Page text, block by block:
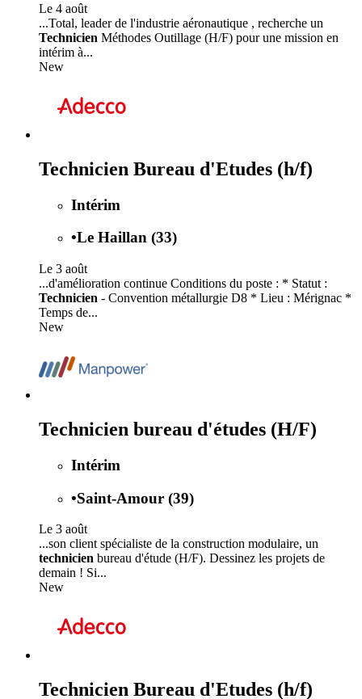
Le 4 août
...Total, leader de l'industrie aéronautique , recherche un
Technicien Méthodes Outillage (H/F) pour une mission en
intérim à...
New
Technicien Bureau d'Etudes (h/f)
Intérim
•Le Haillan (33)
Le 3 août
...d'amélioration continue Conditions du poste : * Statut :
Technicien - Convention métallurgie D8 * Lieu : Mérignac *
Temps de...
New
Technicien bureau d'études (H/F)
Intérim
•Saint-Amour (39)
Le 3 août
...son client spécialiste de la construction modulaire, un
technicien bureau d'étude (H/F). Dessinez les projets de
demain ! Si...
New
Technicien Bureau d'Etudes (h/f)